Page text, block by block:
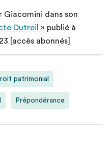
Giacomini dans son
Dutreil » publié à
[accès abonnés]
patrimonial
Prépondérance